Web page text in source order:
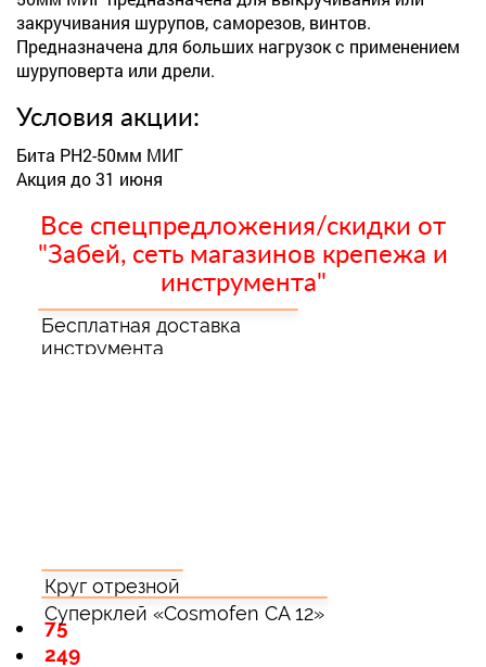
закручивания шурупов, саморезов, винтов.
Предназначена для больших нагрузок с применением
шуруповерта или дрели.
Условия акции:
Бита PH2-50мм МИГ
Акция до 31 июня
Все спецпредложения/скидки от
"Забей, сеть магазинов крепежа и
инструмента"
Бесплатная доставка
инструмента
Суперклей «Cosmofen CA 12»
249
Круг отрезной
75